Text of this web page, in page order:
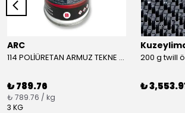
ARC
114 POLİÜRETAN ARMUZ TEKNE MACUNU TAKIM (BEYAZ)
₺ 789.76
₺ 789.76 / kg
3 KG
₺